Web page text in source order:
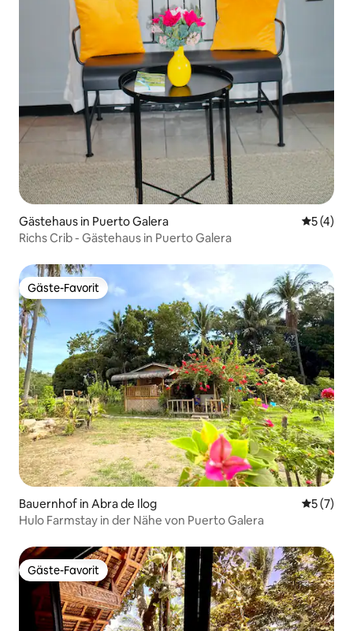
Gästehaus in Puerto Galera
5 (4)
Richs Crib - Gästehaus in Puerto Galera
Gäste-Favorit
Gäste-Favorit
Bauernhof in Abra de Ilog
5 (7)
Hulo Farmstay in der Nähe von Puerto Galera
Gäste-Favorit
Gäste-Favorit